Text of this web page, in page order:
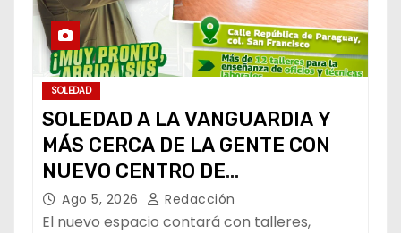
SOLEDAD
SOLEDAD A LA VANGUARDIA Y
MÁS CERCA DE LA GENTE CON
NUEVO CENTRO DE
CAPACITACIÓN: NAVARRO MUÑIZ
Ago 5, 2026 Redacción
El nuevo espacio contará con talleres,